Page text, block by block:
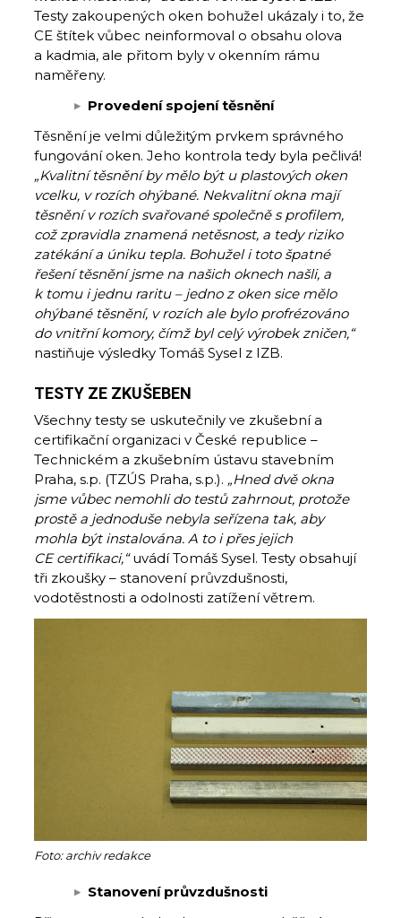
Testy zakoupených oken bohužel ukázaly i to, že
CE štítek vůbec neinformoval o obsahu olova
a kadmia, ale přitom byly v okenním rámu
naměřeny.
Provedení spojení těsnění
Těsnění je velmi důležitým prvkem správného
fungování oken. Jeho kontrola tedy byla pečlivá!
„Kvalitní těsnění by mělo být u plastových oken
vcelku, v rozích ohýbané. Nekvalitní okna mají
těsnění v rozích svařované společně s profilem,
což zpravidla znamená netěsnost, a tedy riziko
zatékání a úniku tepla. Bohužel i toto špatné
řešení těsnění jsme na našich oknech našli, a
k tomu i jednu raritu – jedno z oken sice mělo
ohýbané těsnění, v rozích ale bylo profrézováno
do vnitřní komory, čímž byl celý výrobek zničen,“
nastiňuje výsledky Tomáš Sysel z IZB.
TESTY ZE ZKUŠEBEN
Všechny testy se uskutečnily ve zkušební a
certifikační organizaci v České republice –
Technickém a zkušebním ústavu stavebním
Praha, s.p. (TZÚS Praha, s.p.). „Hned dvě okna
jsme vůbec nemohli do testů zahrnout, protože
prostě a jednoduše nebyla seřízena tak, aby
mohla být instalována. A to i přes jejich
CE certifikaci,“uvádí Tomáš Sysel. Testy obsahují
tři zkoušky – stanovení průvzdušnosti,
vodotěstnosti a odolnosti zatížení větrem.
Foto: archiv redakce
Stanovení průvzdušnosti